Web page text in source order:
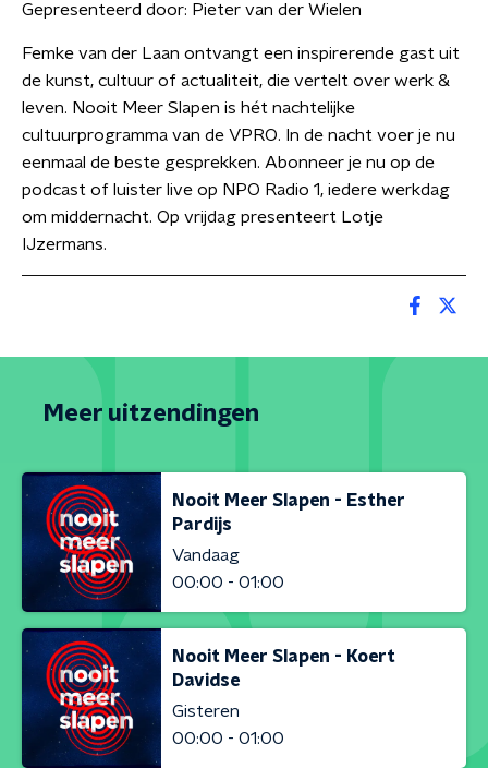
Gepresenteerd door: Pieter van der Wielen
Femke van der Laan ontvangt een inspirerende gast uit
de kunst, cultuur of actualiteit, die vertelt over werk &
leven. Nooit Meer Slapen is hét nachtelijke
cultuurprogramma van de VPRO. In de nacht voer je nu
eenmaal de beste gesprekken. Abonneer je nu op de
podcast of luister live op NPO Radio 1, iedere werkdag
om middernacht. Op vrijdag presenteert Lotje
IJzermans.
Meer uitzendingen
Nooit Meer Slapen - Esther
Pardijs
Vandaag
00:00 - 01:00
Nooit Meer Slapen - Koert
Davidse
Gisteren
00:00 - 01:00